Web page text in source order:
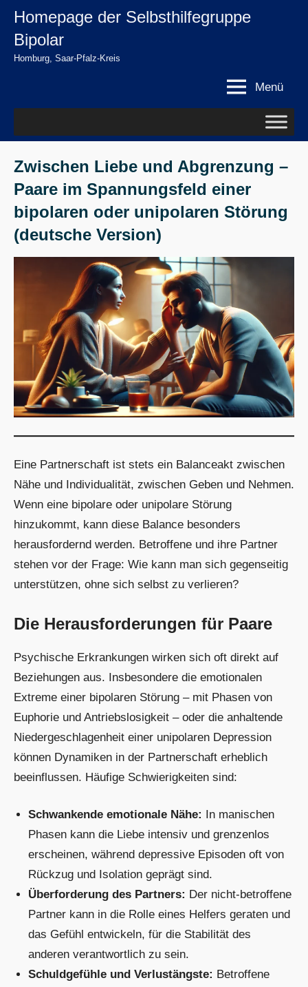
springen
Zum
springen
Homepage der Selbsthilfegruppe
Bipolar
Homburg, Saar-Pfalz-Kreis
Menü
Zwischen Liebe und Abgrenzung –
Paare im Spannungsfeld einer
bipolaren oder unipolaren Störung
(deutsche Version)
Eine Partnerschaft ist stets ein Balanceakt zwischen
Nähe und Individualität, zwischen Geben und Nehmen.
Wenn eine bipolare oder unipolare Störung
hinzukommt, kann diese Balance besonders
herausfordernd werden. Betroffene und ihre Partner
stehen vor der Frage: Wie kann man sich gegenseitig
unterstützen, ohne sich selbst zu verlieren?
Die Herausforderungen für Paare
Psychische Erkrankungen wirken sich oft direkt auf
Beziehungen aus. Insbesondere die emotionalen
Extreme einer bipolaren Störung – mit Phasen von
Euphorie und Antriebslosigkeit – oder die anhaltende
Niedergeschlagenheit einer unipolaren Depression
können Dynamiken in der Partnerschaft erheblich
beeinflussen. Häufige Schwierigkeiten sind:
Schwankende emotionale Nähe:
In manischen
Phasen kann die Liebe intensiv und grenzenlos
erscheinen, während depressive Episoden oft von
Rückzug und Isolation geprägt sind.
Überforderung des Partners: Der nicht-betroffene
Partner kann in die Rolle eines Helfers geraten und
das Gefühl entwickeln, für die Stabilität des
anderen verantwortlich zu sein.
Schuldgefühle und Verlustängste: Betroffene